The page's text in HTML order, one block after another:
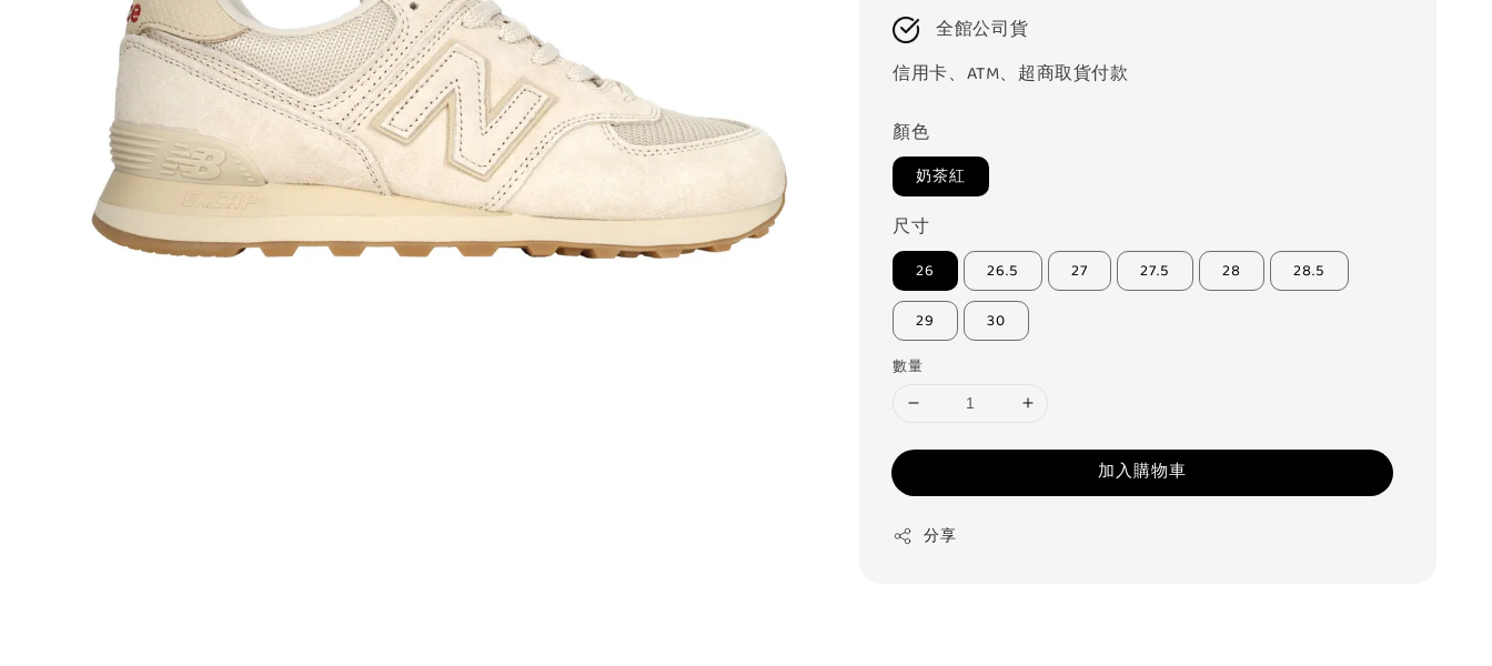
全館公司貨
信用卡、ATM、超商取貨付款
顏色
奶茶紅
尺寸
26 26.5 27 27.5 28 28.5
29 30
數量
加入購物車
分享